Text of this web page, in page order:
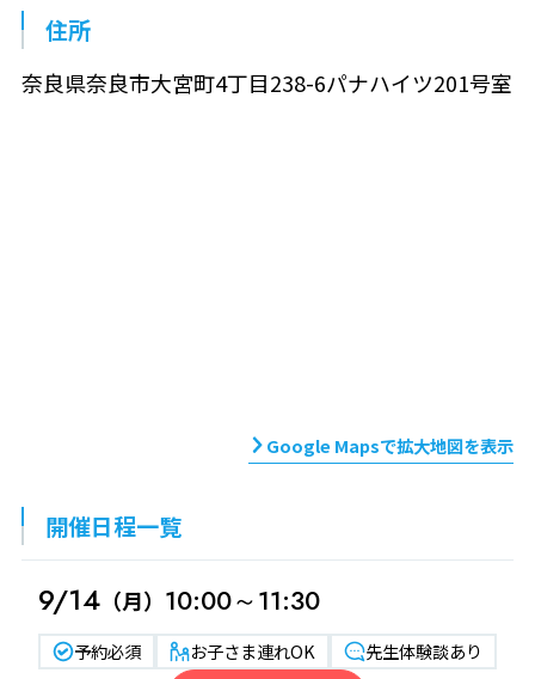
住所
奈良県奈良市大宮町4丁目238-6パナハイツ201号室
Google Mapsで拡大地図を表示
開催日程一覧
9/14（月） 10:00～11:30
予約必須 お子さま連れOK 先生体験談あり